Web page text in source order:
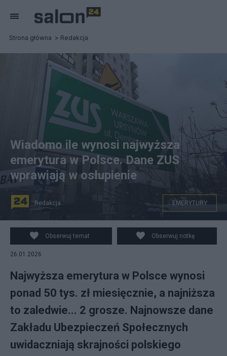
Strona główna Redakcja
na zdjęciu: tablica informacyjna ZUS na warszawskim
Ursynowie. fot. Salon24.pl
Wiadomo ile wynosi najwyższa
emerytura w Polsce. Dane ZUS
wprawiają w osłupienie
Redakcja EMERYTURY
Obserwuj temat Obserwuj notkę
26.01.2026
Najwyższa emerytura w Polsce wynosi
ponad 50 tys. zł miesięcznie, a najniższa
to zaledwie... 2 grosze. Najnowsze dane
Zakładu Ubezpieczeń Społecznych
uwidaczniają skrajności polskiego